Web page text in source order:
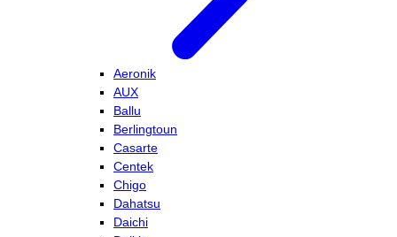
Aeronik
AUX
Ballu
Berlingtoun
Casarte
Centek
Chigo
Dahatsu
Daichi